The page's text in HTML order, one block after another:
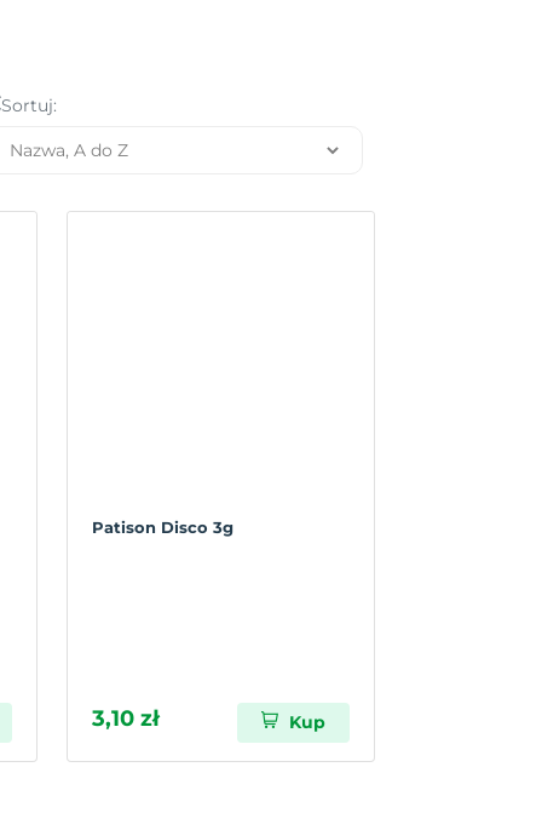
Sortuj:
Patison Disco 3g
3,10 zł Kup